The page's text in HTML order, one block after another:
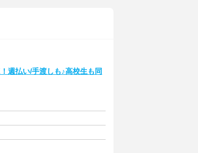
週払い/手渡しも♪高校生も同